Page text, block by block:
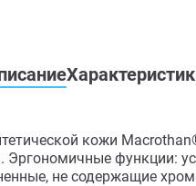
кожи
Эргономичные функции:
не содержащие